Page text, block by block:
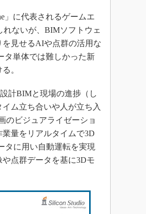
」に代表されるゲームエ
ないが、BIMソフトウェ
見せるAIや点群の活用な
タ単体では難しかった新
。
計BIMと現場の進捗（し
ム立ち合いや人が立ち入
のビジュアライゼーショ
量をリアルタイムで3D
タに用い自動運転を実現
点群データを基に3Dモ